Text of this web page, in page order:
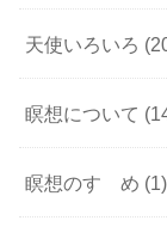
天使いろいろ
瞑想について
瞑想のすゝめ (1)